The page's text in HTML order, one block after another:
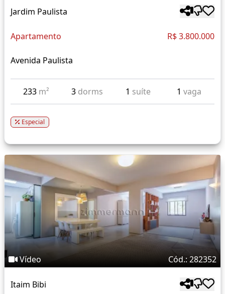
Jardim Paulista
Apartamento R$ 3.800.000
Avenida Paulista
233 m² 3 dorms 1 suíte 1 vaga
Especial
Vídeo Cód.: 282352
Itaim Bibi